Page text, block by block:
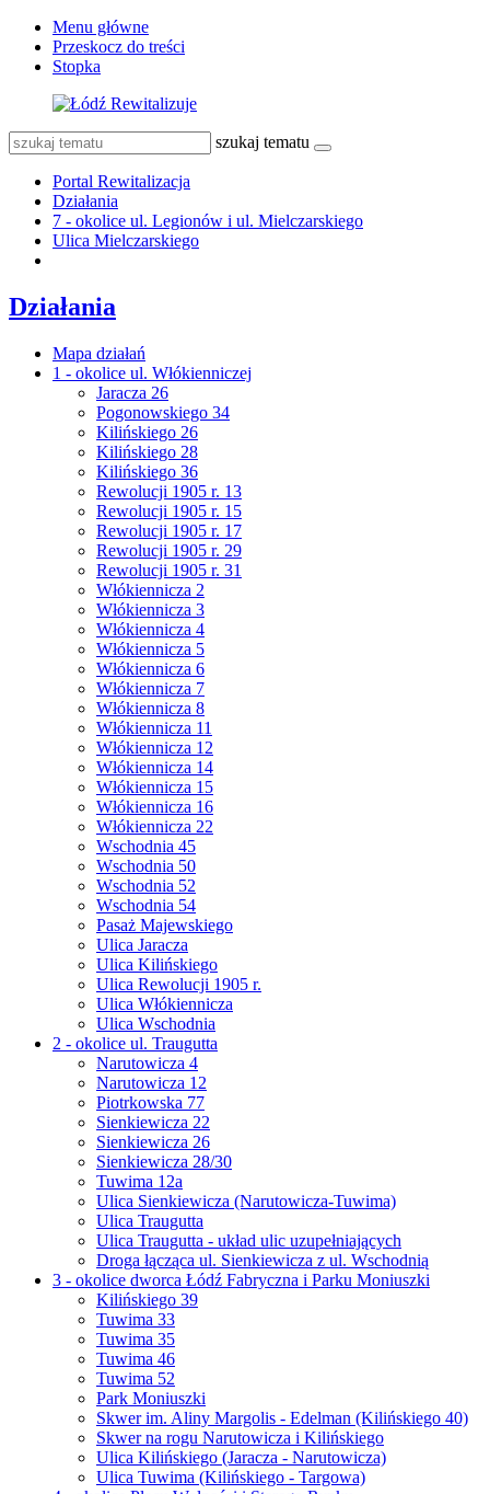
Menu główne
Przeskocz do treści
Stopka
szukaj tematu
Portal Rewitalizacja
Działania
7 - okolice ul. Legionów i ul. Mielczarskiego
Ulica Mielczarskiego
Działania
Mapa działań
1 - okolice ul. Włókienniczej
Jaracza 26
Pogonowskiego 34
Kilińskiego 26
Kilińskiego 28
Kilińskiego 36
Rewolucji 1905 r. 13
Rewolucji 1905 r. 15
Rewolucji 1905 r. 17
Rewolucji 1905 r. 29
Rewolucji 1905 r. 31
Włókiennicza 2
Włókiennicza 3
Włókiennicza 4
Włókiennicza 5
Włókiennicza 6
Włókiennicza 7
Włókiennicza 8
Włókiennicza 11
Włókiennicza 12
Włókiennicza 14
Włókiennicza 15
Włókiennicza 16
Włókiennicza 22
Wschodnia 45
Wschodnia 50
Wschodnia 52
Wschodnia 54
Pasaż Majewskiego
Ulica Jaracza
Ulica Kilińskiego
Ulica Rewolucji 1905 r.
Ulica Włókiennicza
Ulica Wschodnia
2 - okolice ul. Traugutta
Narutowicza 4
Narutowicza 12
Piotrkowska 77
Sienkiewicza 22
Sienkiewicza 26
Sienkiewicza 28/30
Tuwima 12a
Ulica Sienkiewicza (Narutowicza-Tuwima)
Ulica Traugutta
Ulica Traugutta - układ ulic uzupełniających
Droga łącząca ul. Sienkiewicza z ul. Wschodnią
3 - okolice dworca Łódź Fabryczna i Parku Moniuszki
Kilińskiego 39
Tuwima 33
Tuwima 35
Tuwima 46
Tuwima 52
Park Moniuszki
Skwer im. Aliny Margolis - Edelman (Kilińskiego 40)
Skwer na rogu Narutowicza i Kilińskiego
Ulica Kilińskiego (Jaracza - Narutowicza)
Ulica Tuwima (Kilińskiego - Targowa)